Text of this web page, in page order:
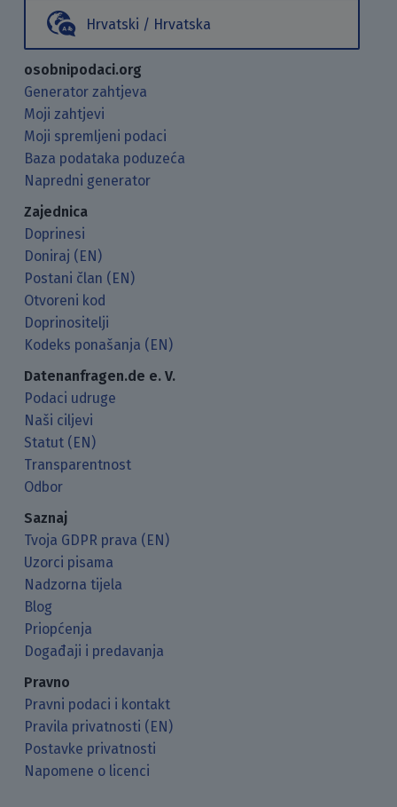
Hrvatski / Hrvatska
osobnipodaci.org
Generator zahtjeva
Moji zahtjevi
Moji spremljeni podaci
Baza podataka poduzeća
Napredni generator
Zajednica
Doprinesi
Doniraj (EN)
Postani član (EN)
Otvoreni kod
Doprinositelji
Kodeks ponašanja (EN)
Datenanfragen.de e. V.
Podaci udruge
Naši ciljevi
Statut (EN)
Transparentnost
Odbor
Saznaj
Tvoja GDPR prava (EN)
Uzorci pisama
Nadzorna tijela
Blog
Priopćenja
Događaji i predavanja
Pravno
Pravni podaci i kontakt
Pravila privatnosti (EN)
Postavke privatnosti
Napomene o licenci